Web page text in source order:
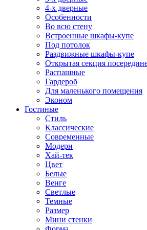
4-х дверные
Особенности
Во всю стену
Встроенные шкафы-купе
Под потолок
Раздвижные шкафы-купе
Открытая секция
Распашные
Гардероб
Для маленького помещения
Эконом
Гостиные
Стиль
Классические
Современные
Модерн
Хай-тек
Цвет
Белые
Венге
Светлые
Темные
Размер
Мини стенки